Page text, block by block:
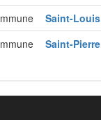
Saint-Louis
Saint-Pierre